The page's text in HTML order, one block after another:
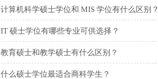
计算机科学硕士学位和 MIS 学位有什么区别？
IT 硕士学位有哪些专业可供选择？
教育硕士和教学硕士有什么区别？
什么硕士学位最适合商科学生？